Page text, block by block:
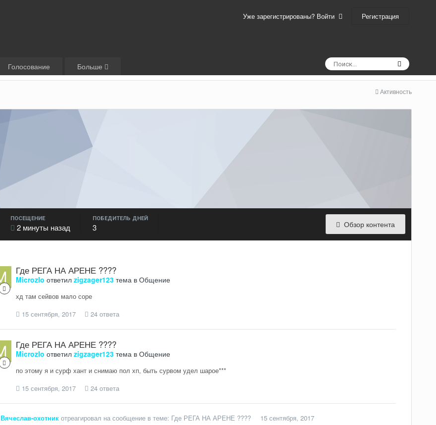
Уже зарегистрированы? Войти Регистрация
Голосование Больше
Активность
Обзор контента
ПОСЕЩЕНИЕ
2 минуты назад
ПОБЕДИТЕЛЬ ДНЕЙ
3
Где РЕГА НА АРЕНЕ ????
Microzlo ответил zigzager123тема в Общение
хд там сейвов мало соре
15 сентября, 2017
24 ответа
Где РЕГА НА АРЕНЕ ????
Microzlo ответил zigzager123тема в Общение
по этому я и сурф хант и снимаю пол хп, быть сурвом удел шарое***
15 сентября, 2017
24 ответа
Вячеслав-охотникотреагировал на сообщение в теме: Где РЕГА НА АРЕНЕ ???? 15 сентября, 2017